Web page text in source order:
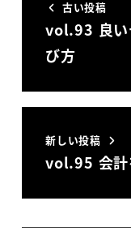
古い投稿
vol.93 良い
び方
新しい投稿
vol.95 会計